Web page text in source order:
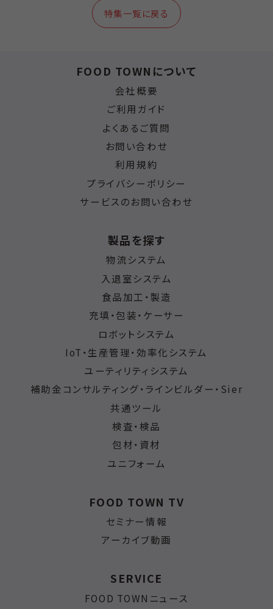
特集一覧に戻る
FOOD TOWNについて
会社概要
ご利用ガイド
よくあるご質問
お問い合わせ
利用規約
プライバシーポリシー
サービスのお問い合わせ
製品を探す
物流システム
入退室システム
食品加工・製造
充填・包装・ケーサー
ロボットシステム
IoT・生産管理・効率化システム
ユーティリティシステム
補助金コンサルティング・ラインビルダー・Sier
共通ツール
検査・検品
包材・資材
ユニフォーム
FOOD TOWN TV
セミナー情報
アーカイブ動画
SERVICE
FOOD TOWNニュース